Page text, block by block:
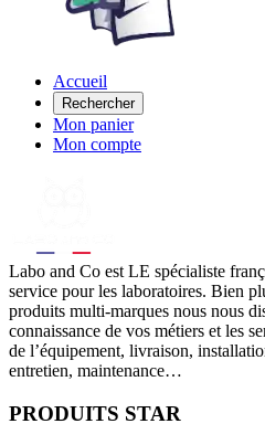
Accueil
Rechercher
Mon panier
Mon compte
Labo and Co est LE spécialiste
service pour les laboratoires. Bien
produits multi-marques nous nous
connaissance de vos métiers et les
de l’équipement, livraison,
entretien, maintenance…
PRODUITS STAR